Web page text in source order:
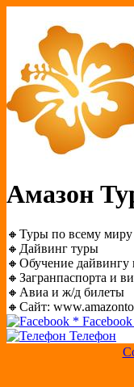
Амазон
🔸Туры по всему миру
🔸Дайвинг туры
🔸Обучение
🔸Загранпаспорта и
🔸Авиа и ж/д билеты
🔸Сайт:
* Facebook
Телефон